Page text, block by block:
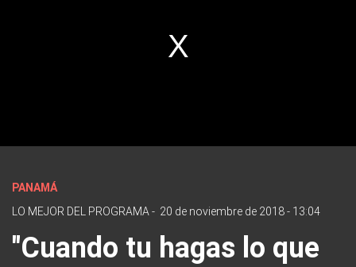
PANAMÁ
LO MEJOR DEL PROGRAMA - 20 de noviembre de 2018 - 13:04
"Cuando tu hagas lo que